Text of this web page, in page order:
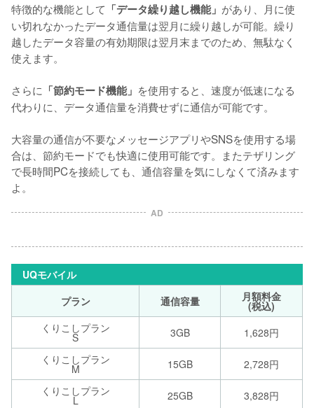
特徴的な機能として 「データ繰り越し機能」 があり、月に使
い切れなかったデータ通信量は翌月に繰り越しが可能。繰り
越したデータ容量の有効期限は翌月末までのため、無駄なく
使えます。
さらに 「節約モード機能」 を使用すると、速度が低速になる
代わりに、データ通信量を消費せずに通信が可能です。
大容量の通信が不要なメッセージアプリやSNSを使用する場
合は、節約モードでも快適に使用可能です。またテザリング
で長時間PCを接続しても、通信容量を気にしなくて済みます
よ。
AD
UQモバイル
プラン
通信容量 月額料金
(税込)
くりこしプラン
S 3GB
1,628円
くりこしプラン
M 15GB
2,728円
くりこしプラン
L 25GB 3,828円